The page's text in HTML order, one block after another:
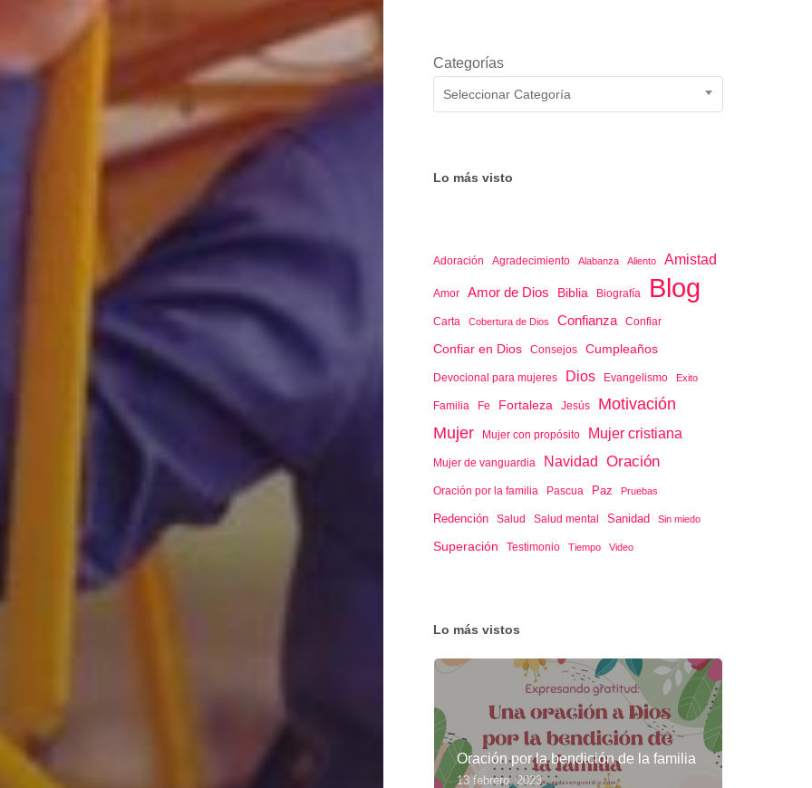
Categorías
Seleccionar Categoría
Lo más visto
Adoración Agradecimiento Alabanza Aliento Amistad
Amor Amor de Dios Biblia Biografía Blog
Carta Cobertura de Dios Confianza Confiar
Confiar en Dios Consejos Cumpleaños
Devocional para mujeres Dios Evangelismo Exito
Familia Fe Fortaleza Jesús Motivación
Mujer Mujer con propósito Mujer cristiana
Mujer de vanguardia Navidad Oración
Oración por la familia Pascua Paz Pruebas
Redención Salud Salud mental Sanidad Sin miedo
Superación Testimonio Tiempo Video
Lo más vistos
Oración por la bendición de la familia
13 febrero, 2023